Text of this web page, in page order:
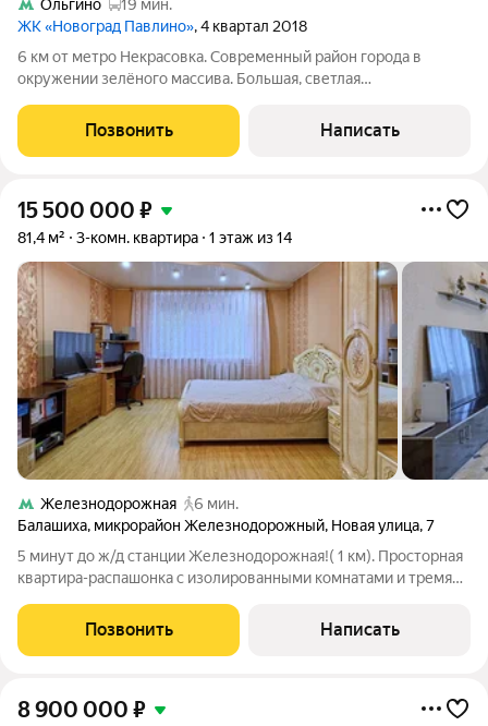
Ольгино
19 мин.
ЖК «Новоград Павлино», 4 квартал 2018
6 км от метро Некрасовка. Современный район города в
окружении зелёного массива. Большая, светлая
современной, функциональной планировкой: просторная
кухня-гостинная 16,9 кв.м., изолированные комнаты
Позвонить Написать
15 500 000 ₽
81,4 м² 3-комн. квартира 1 этаж из 14
Железнодорожная
6 мин.
Балашиха, микрорайон Железнодорожный, Новая улица,7
5 минут до ж/д станции Железнодорожная!( 1 км). Просторная
квартира-распашонка с изолированными комнатами и тремя
м. Окна выходят на юг/ север. Остается встроенная кухня и
мебель на кухне. Вся
Позвонить Написать
8 900 000 ₽